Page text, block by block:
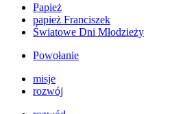
Papież
papież Franciszek
Światowe Dni Młodzieży
Powołanie
misje
rozwój